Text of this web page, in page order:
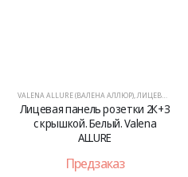
VALENA ALLURE (ВАЛЕНА АЛЛЮР),ЛИЦЕВЫЕ ПАНЕЛИ
Лицевая панель розетки 2К+З
с крышкой. Белый. Valena
ALLURE
Предзаказ